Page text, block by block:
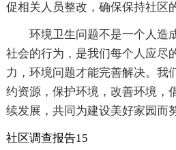
促相关人员整改，确保保持社区
环境卫生问题不是一个人造
社会的行为，是我们每个人应尽
力，环境问题才能完善解决。我
约资源，保护环境，改善环境，
续发展，共同为建设美好家园而
社区调查报告15